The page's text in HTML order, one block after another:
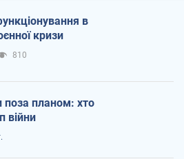
в
кризи
810
поза планом: хто
війни